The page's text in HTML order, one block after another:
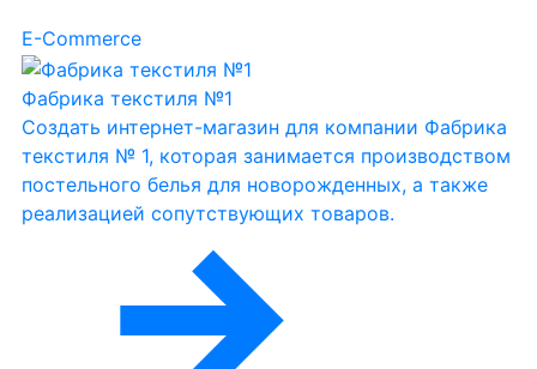
E-Commerce
Фабрика текстиля №1
Создать интернет-магазин для компании Фабрика
текстиля № 1, которая занимается производством
постельного белья для новорожденных, а также
реализацией сопутствующих товаров.